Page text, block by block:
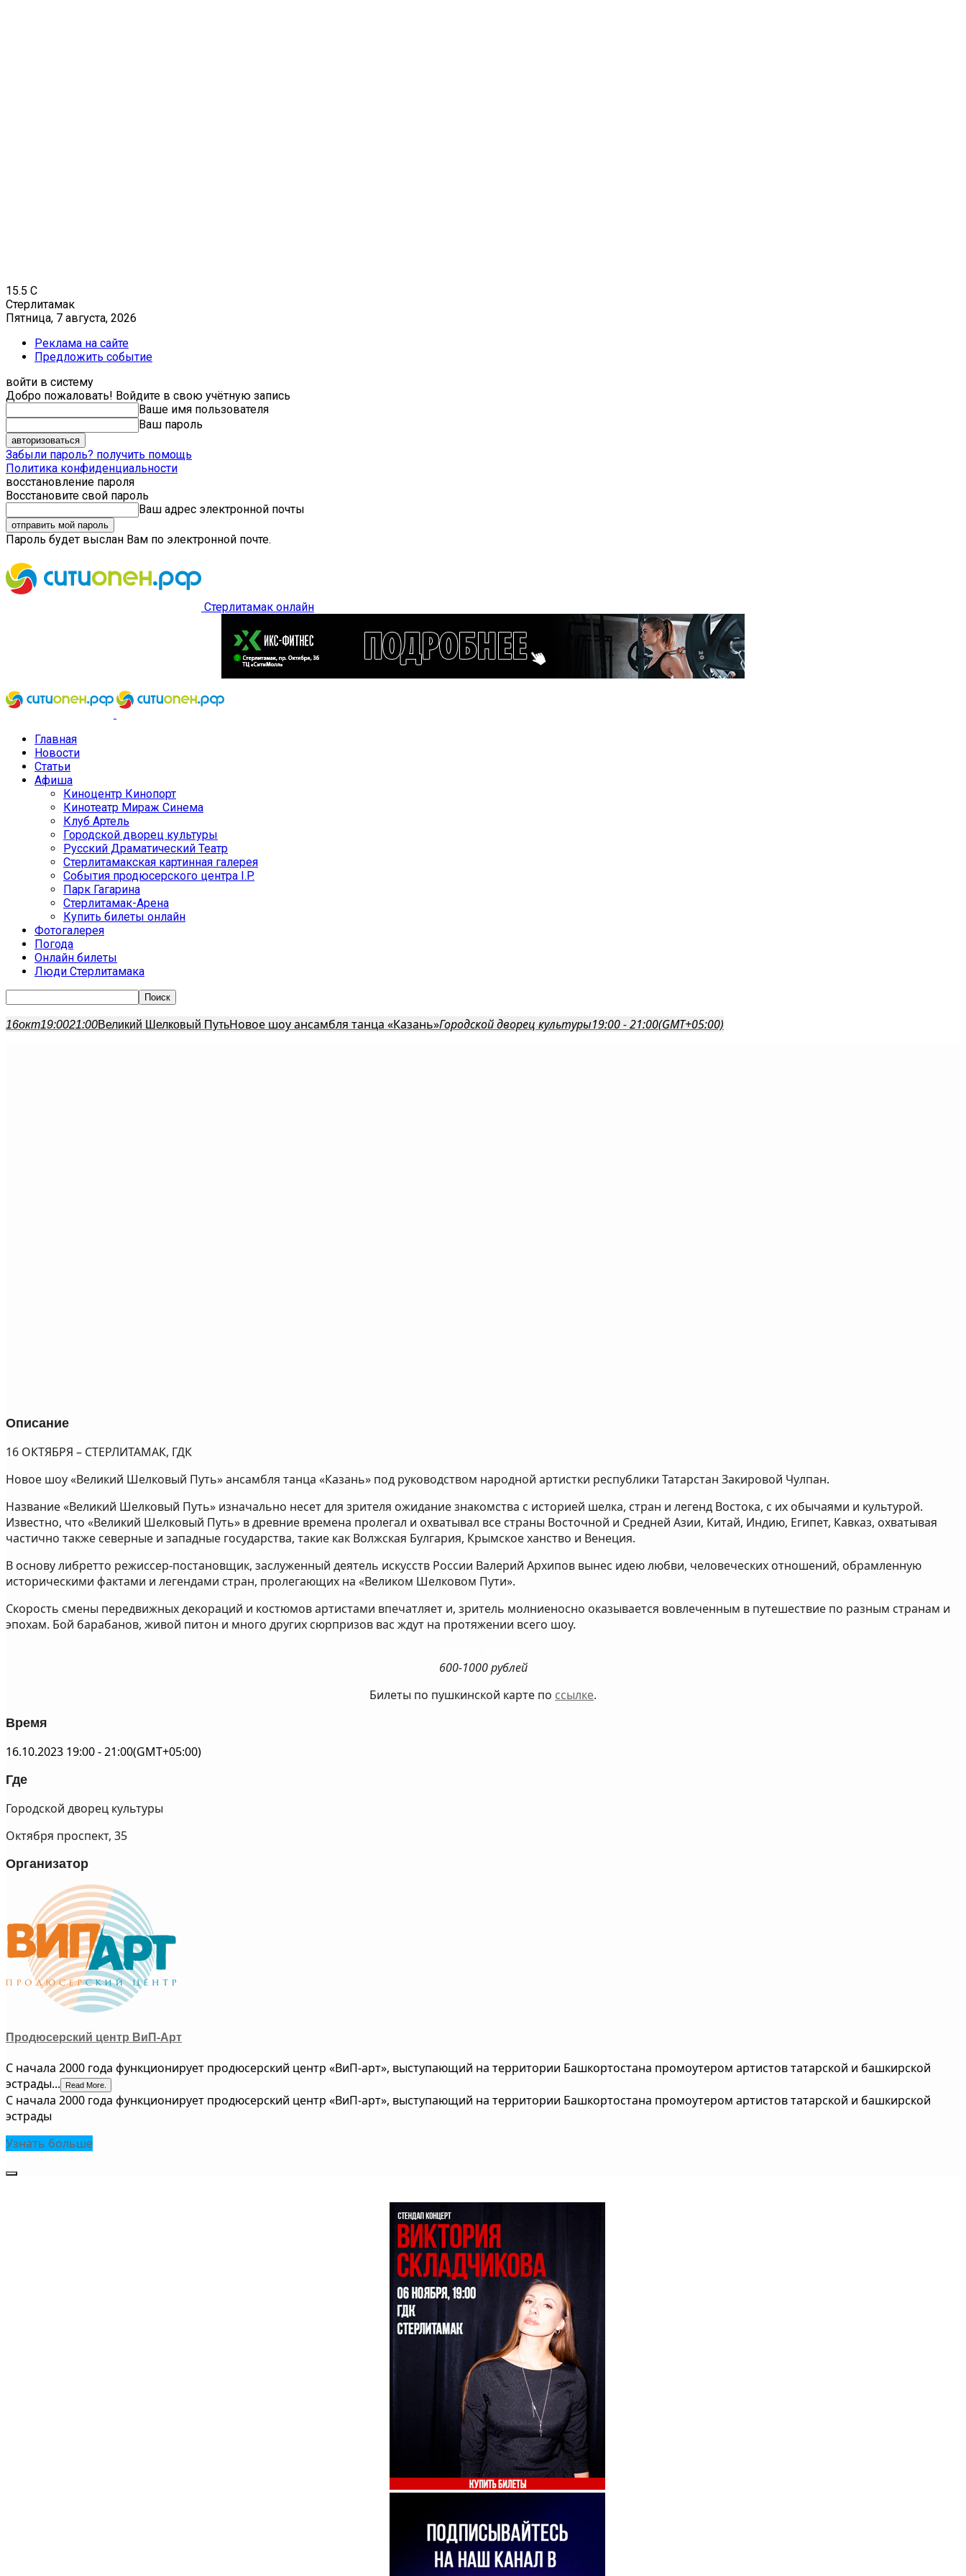
15.5 C
Стерлитамак
Пятница, 7 августа, 2026
Реклама на сайте
Предложить событие
войти в систему
Добро пожаловать! Войдите в свою учётную запись
Ваше имя пользователя
Ваш пароль
Забыли пароль? получить помощь
Политика конфиденциальности
восстановление пароля
Восстановите свой пароль
Ваш адрес электронной почты
Пароль будет выслан Вам по электронной почте.
Стерлитамак онлайн
Главная
Новости
Статьи
Афиша
Киноцентр Кинопорт
Кинотеатр Мираж Синема
Клуб Артель
Городской дворец культуры
Русский Драматический Театр
Стерлитамакская картинная галерея
События продюсерского центра I.P.
Парк Гагарина
Стерлитамак-Арена
Купить билеты онлайн
Фотогалерея
Погода
Онлайн билеты
Люди Стерлитамака
16окт19:0021:00Великий Шелковый ПутьНовое шоу ансамбля танца «Казань»Городской дворец культуры19:00 - 21:00(GMT+05:00)
Описание
16 ОКТЯБРЯ – СТЕРЛИТАМАК, ГДК
Новое шоу «Великий Шелковый Путь» ансамбля танца «Казань» под руководством народной артистки республики Татарстан Закировой Чулпан.
Название «Великий Шелковый Путь» изначально несет для зрителя ожидание знакомства с историей шелка, стран и легенд Востока, с их обычаями и культурой.
Известно, что «Великий Шелковый Путь» в древние времена пролегал и охватывал все страны Восточной и Средней Азии, Китай, Индию, Египет, Кавказ, охватывая
частично также северные и западные государства, такие как Волжская Булгария, Крымское ханство и Венеция.
В основу либретто режиссер-постановщик, заслуженный деятель искусств России Валерий Архипов вынес идею любви, человеческих отношений, обрамленную
историческими фактами и легендами стран, пролегающих на «Великом Шелковом Пути».
Скорость смены передвижных декораций и костюмов артистами впечатляет и, зритель молниеносно оказывается вовлеченным в путешествие по разным странам и
эпохам. Бой барабанов, живой питон и много других сюрпризов вас ждут на протяжении всего шоу.
600-1000 рублей
Билеты по пушкинской карте по ссылке.
Время
16.10.2023 19:00-21:00(GMT+05:00)
Где
Городской дворец культуры
Октября проспект, 35
Организатор
Продюсерский центр ВиП-Арт
С начала 2000 года функционирует продюсерский центр «ВиП-арт», выступающий на территории Башкортостана промоутером артистов татарской и башкирской
эстрады...
Read More.
С начала 2000 года функционирует продюсерский центр «ВиП-арт», выступающий на территории Башкортостана промоутером артистов татарской и башкирской
эстрады
Узнать больше